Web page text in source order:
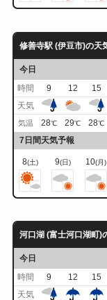
修善寺駅 (伊豆市)の天
今日
時間
9 12 15
天気
気温 28℃ 29℃ 28℃
7日間天気予報
8(土) 9(日) 10(月)
河口湖 (富士河口湖町)
今日
時間
9 12 15
天気